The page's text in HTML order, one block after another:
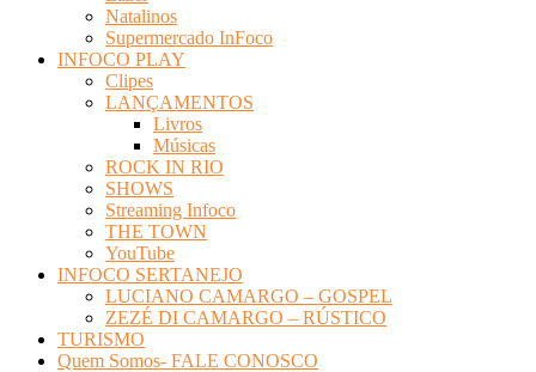
Natalinos
Supermercado InFoco
INFOCO PLAY
Clipes
LANÇAMENTOS
Livros
Músicas
ROCK IN RIO
SHOWS
Streaming Infoco
THE TOWN
YouTube
INFOCO SERTANEJO
LUCIANO CAMARGO – GOSPEL
ZEZÉ DI CAMARGO – RÚSTICO
TURISMO
Quem Somos- FALE CONOSCO